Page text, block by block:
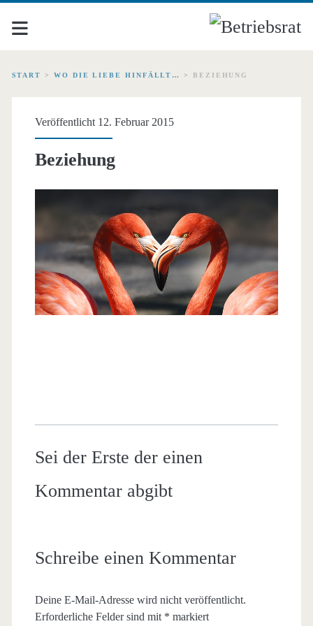
START > WO DIE LIEBE HINFÄLLT… > BEZIEHUNG
Veröffentlicht 12. Februar 2015
Beziehung
Sei der Erste der einen
Kommentar abgibt
Schreibe einen Kommentar
Deine E-Mail-Adresse wird nicht veröffentlicht.
Erforderliche Felder sind mit * markiert